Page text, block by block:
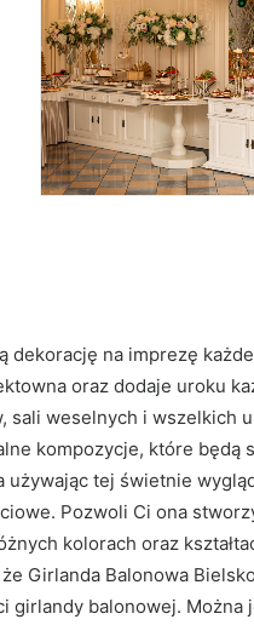
dekorację na imprezę
oraz dodaje uroku
weselnych i wszelkich
kompozycje, które będą
tej świetnie
Pozwoli Ci ona
kolorach oraz
Girlanda Balonowa
girlandy balonowej.